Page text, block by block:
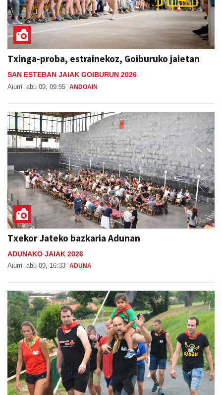
Txinga-proba, estrainekoz, Goiburuko jaietan
SAN ESTEBAN JAIAK GOIBURUN 2026
Aiurri abu 09, 09:55 ANDOAIN
Txekor Jateko bazkaria Adunan
ADUNAKO JAIAK 2026
Aiurri abu 09, 16:33 ADUNA